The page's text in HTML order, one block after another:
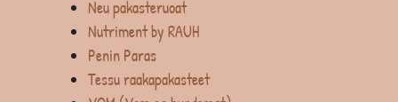
Neu pakasteruoat
Nutriment by RAUH
Penin Paras
Tessu raakapakasteet